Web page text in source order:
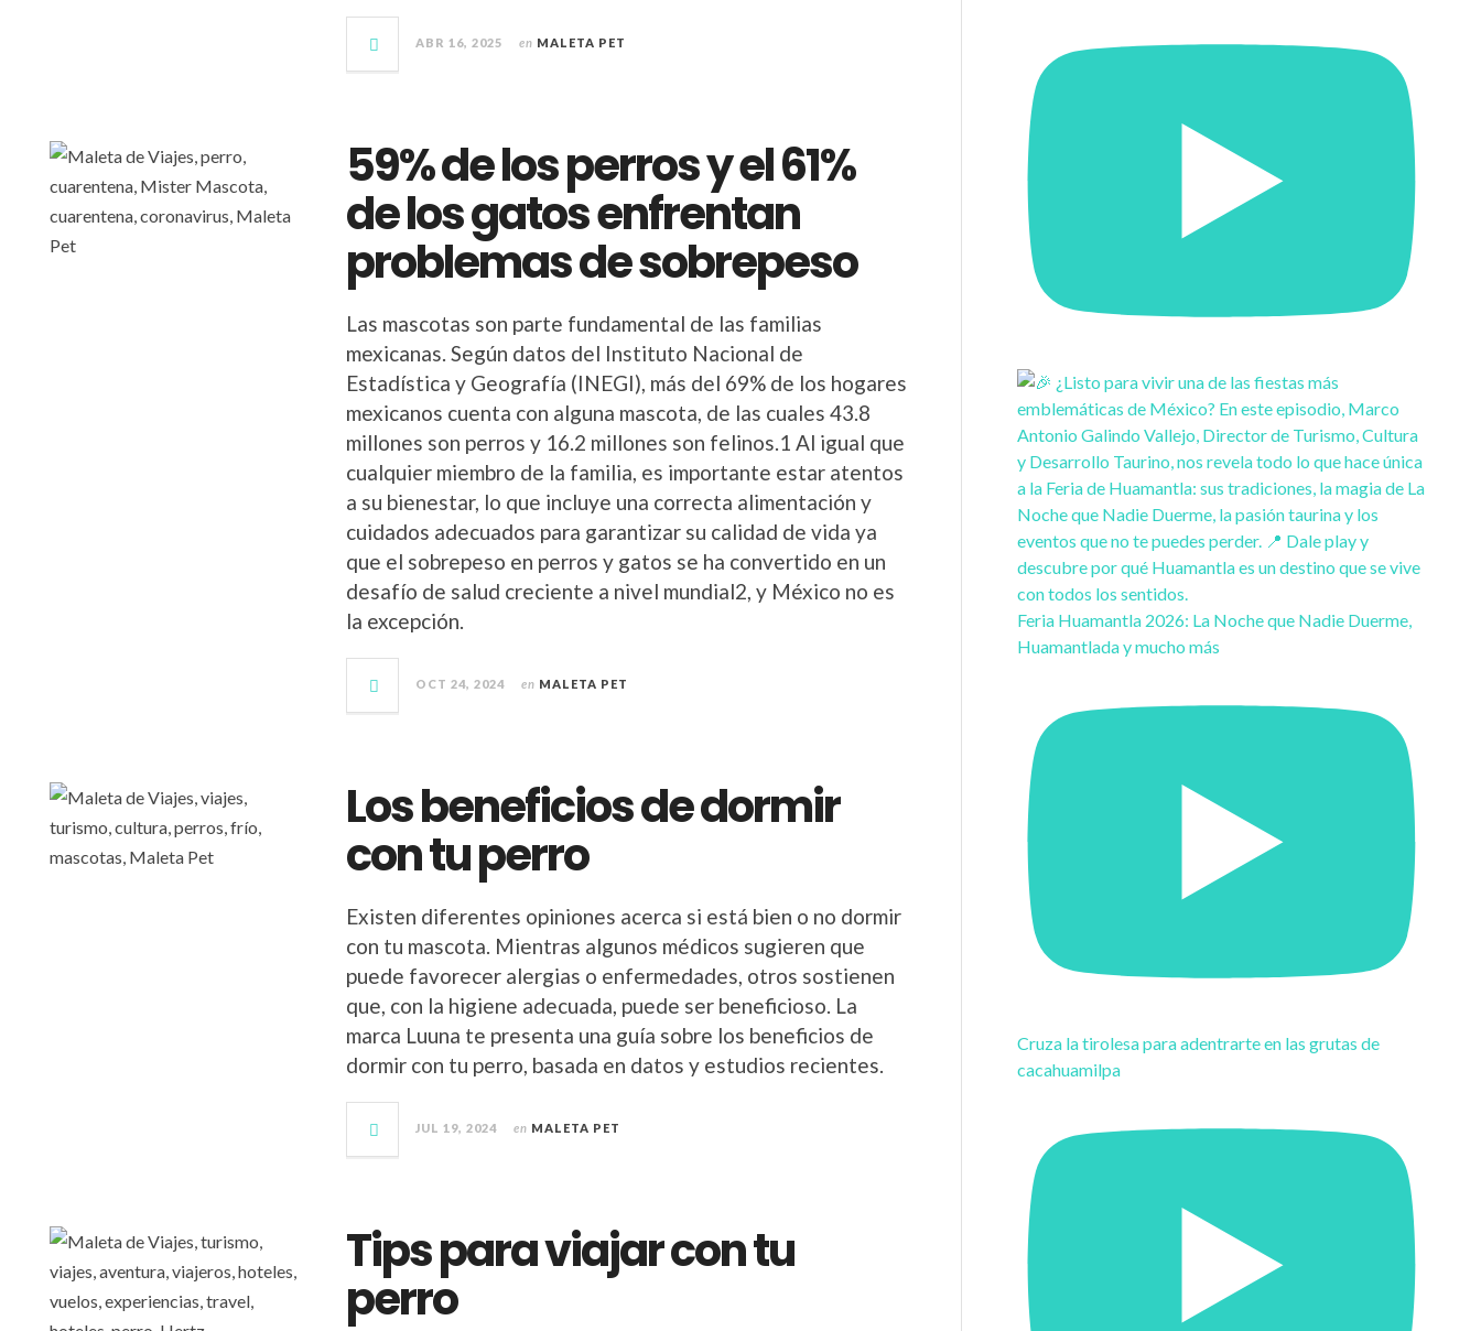
ABR 16, 2025 en MALETA PET
59% de los perros y el 61%
de los gatos enfrentan
problemas de sobrepeso
Las mascotas son parte fundamental de las familias
mexicanas. Según datos del Instituto Nacional de
Estadística y Geografía (INEGI), más del 69% de los hogares
mexicanos cuenta con alguna mascota, de las cuales 43.8
millones son perros y 16.2 millones son felinos.1 Al igual que
cualquier miembro de la familia, es importante estar atentos
a su bienestar, lo que incluye una correcta alimentación y
cuidados adecuados para garantizar su calidad de vida ya
que el sobrepeso en perros y gatos se ha convertido en un
desafío de salud creciente a nivel mundial2, y México no es
la excepción.
OCT 24, 2024 en MALETA PET
Los beneficios de dormir
con tu perro
Existen diferentes opiniones acerca si está bien o no dormir
con tu mascota. Mientras algunos médicos sugieren que
puede favorecer alergias o enfermedades, otros sostienen
que, con la higiene adecuada, puede ser beneficioso. La
marca Luuna te presenta una guía sobre los beneficios de
dormir con tu perro, basada en datos y estudios recientes.
JUL 19, 2024 en MALETA PET
Tips para viajar con tu
perro
Feria Huamantla 2026: La Noche que Nadie Duerme,
Huamantlada y mucho más
Cruza la tirolesa para adentrarte en las grutas de
cacahuamilpa